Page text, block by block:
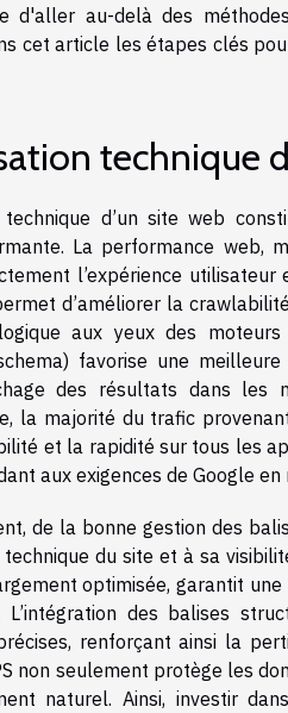
d'aller au-delà des
cet article les étapes clés
technique
technique d’un site web
La performance web,
l’expérience
d’améliorer la
aux yeux des
favorise une
des résultats dans les
la majorité du trafic
et la rapidité sur tous les
aux exigences de Google
de la bonne gestion des
du site et à sa
optimisée, garantit
L’intégration des balises
renforçant ainsi la
non seulement protège les
naturel. Ainsi, investir